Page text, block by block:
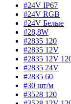
#24V IP67
#24V RGB
#24V Белые
#28,8W
#2835 120
#2835 12V
#2835 12V
#2835 24V
#2835 60
#30 шт/м
#3528 120